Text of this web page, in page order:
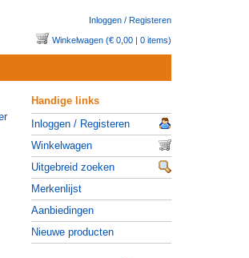
Inloggen / Registeren
Winkelwagen (€ 0,00 | 0 items)
Handige links
Inloggen / Registeren
Winkelwagen
Uitgebreid zoeken
Merkenlijst
Aanbiedingen
Nieuwe producten